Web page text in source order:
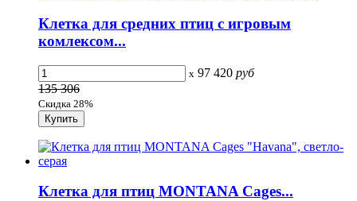
Клетка для средних птиц с игровым
комлексом...
x 97 420 руб
135 306
Скидка 28%
Клетка для птиц MONTANA Cages...